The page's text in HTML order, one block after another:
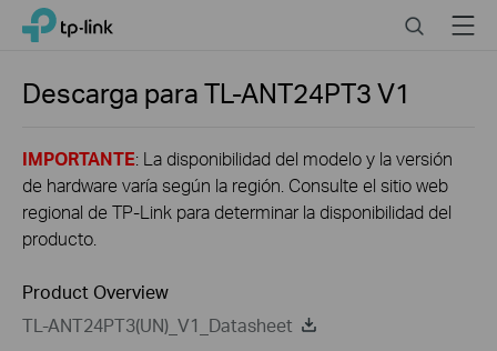
Click
navigation
TP-Link, Reliably Smart SearchMenu
Descarga paraTL-ANT24PT3V1
IMPORTANTE: La disponibilidad del modelo y la versión
de hardware varía según la región. Consulte el sitio web
regional de TP-Link para determinar la disponibilidad del
producto.
Product Overview
TL-ANT24PT3(UN)_V1_Datasheet